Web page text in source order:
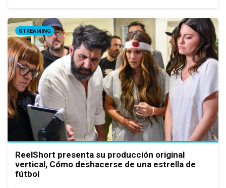
STREAMING
ReelShort presenta su producción original
vertical, Cómo deshacerse de una estrella de
fútbol